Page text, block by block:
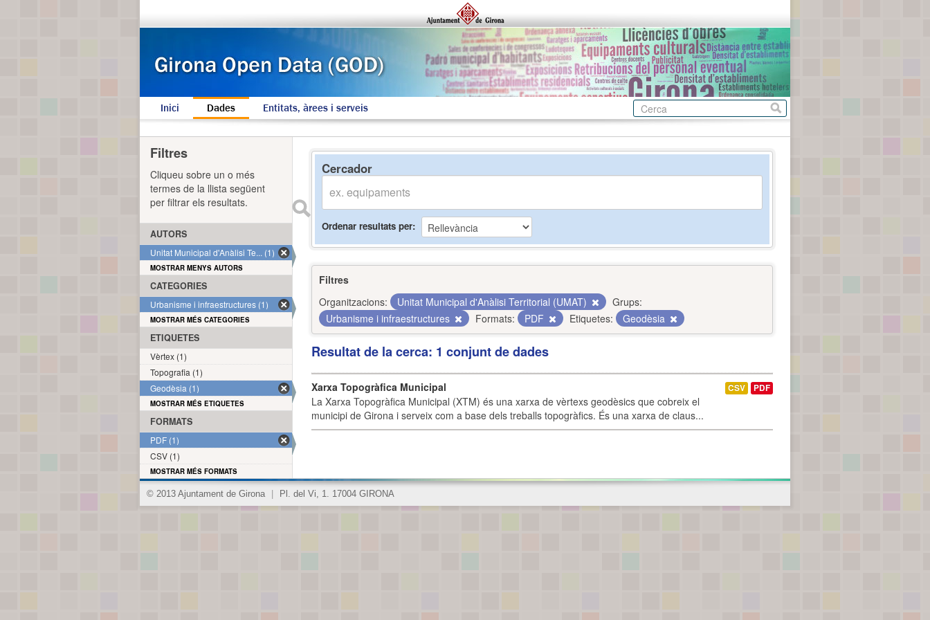
Inici Dades Entitats, àrees i serveis
Cercador
Ordenar resultats per
Filtres
Organitzacions:
Unitat Municipal d'Anàlisi Territorial (UMAT)
Grups:
Urbanisme i infraestructures
Formats: PDF Etiquetes: Geodèsia
Resultat de la cerca: 1 conjunt de dades
Xarxa Topogràfica Municipal
La Xarxa Topogràfica Municipal (XTM) és una xarxa de vèrtexs geodèsics que cobreix el
municipi de Girona i serveix com a base dels treballs topogràfics. És una xarxa de claus...
CSV PDF
Filtres
Cliqueu sobre un o més
termes de la llista següent
per filtrar els resultats.
AUTORS
Unitat Municipal d'Anàlisi Te... (1)
MOSTRAR MENYS AUTORS
CATEGORIES
Urbanisme i infraestructures (1)
MOSTRAR MÉS CATEGORIES
ETIQUETES
Vèrtex (1)
Topografia (1)
Geodèsia (1)
MOSTRAR MÉS ETIQUETES
FORMATS
PDF (1)
CSV (1)
MOSTRAR MÉS FORMATS
© 2013 Ajuntament de Girona Pl. del Vi, 1. 17004 GIRONA